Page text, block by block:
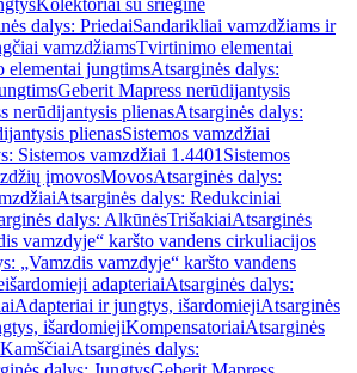
Kolektoriai su sriegine
dalys: PriedaiSandarikliai vamzdžiams ir
vamzdžiamsTvirtinimo elementai
elementai jungtimsAtsarginės dalys:
Geberit Mapress nerūdijantysis
nerūdijantysis plienasAtsarginės dalys:
plienasSistemos vamzdžiai
Sistemos vamzdžiai 1.4401 Sistemos
įmovosMovosAtsarginės dalys:
Atsarginės dalys: Redukciniai
dalys: AlkūnėsTrišakiaiAtsarginės
vamzdyje“ karšto vandens cirkuliacijos
„Vamzdis vamzdyje“ karšto vandens
adapteriaiAtsarginės dalys:
Adapteriai ir jungtys, išardomiejiAtsarginės
išardomiejiKompensatoriaiAtsarginės
KamščiaiAtsarginės dalys: